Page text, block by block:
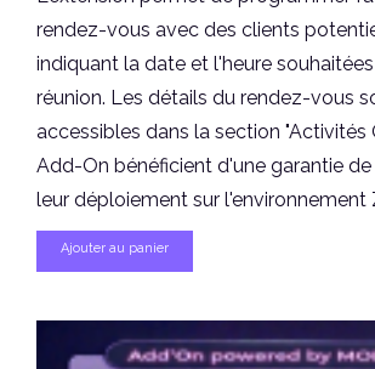
rendez-vous avec des clients
indiquant la date et l'heure
réunion. Les détails du rendez-vous
accessibles dans la section "Activités
Add-On bénéficient d'une garantie de
leur déploiement sur l'environnement
Ajouter au panier